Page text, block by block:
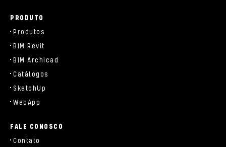
PRODUTO
Produtos
BIM Revit
BIM Archicad
Catálogos
SketchUp
WebApp
FALE CONOSCO
Contato